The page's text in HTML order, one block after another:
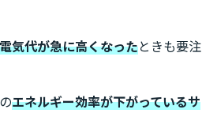
気代が急に高くなったときも要注
エネルギー効率が下がっているサ